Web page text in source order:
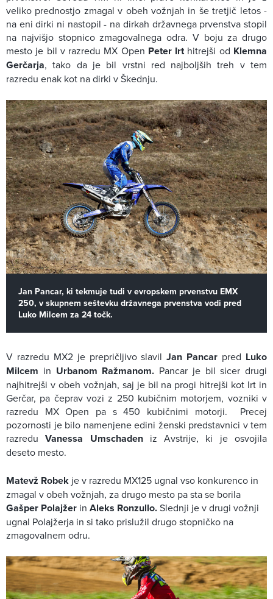
veliko prednostjo zmagal v obeh vožnjah in še tretjič letos -
na eni dirki ni nastopil - na dirkah državnega prvenstva stopil
na najvišjo stopnico zmagovalnega odra. V boju za drugo
mesto je bil v razredu MX Open Peter Irthitrejši od Klemna
Gerčarja, tako da je bil vrstni red najboljših treh v tem
razredu enak kot na dirki v Škednju.
Jan Pancar, ki tekmuje tudi v evropskem prvenstvu EMX
250, v skupnem seštevku državnega prvenstva vodi pred
Luko Milcem za 24 točk.
V razredu MX2 je prepričljivo slavilJan Pancar pred Luko
Milcem in Urbanom Ražmanom. Pancar je bil sicer drugi
najhitrejši v obeh vožnjah, saj je bil na progi hitrejši kot Irt in
Gerčar, pa čeprav vozi z 250 kubičnim motorjem, vozniki v
razredu MX Open pa s 450 kubičnimi motorji. Precej
pozornosti je bilo namenjene edini ženski predstavnici v tem
razreduVanessa Umschadeniz Avstrije, ki je osvojila
deseto mesto.
Matevž Robek je v razredu MX125 ugnal vso konkurenco in
zmagal v obeh vožnjah, za drugo mesto pa sta se borila
Gašper Polajžer in Aleks Ronzullo.Slednji je v drugi vožnji
ugnal Polajžerja in si tako prislužil drugo stopničko na
zmagovalnem odru.